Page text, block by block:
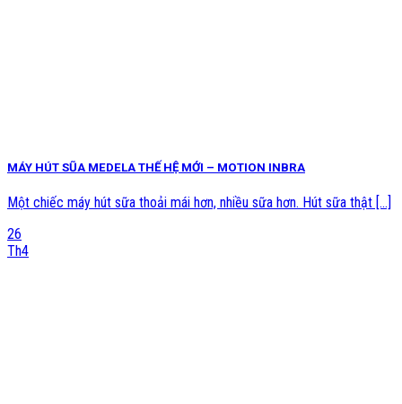
MÁY HÚT SŨA MEDELA THẾ HỆ MỚI – MOTION INBRA
Một chiếc máy hút sữa thoải mái hơn, nhiều sữa hơn. Hút sữa thật [...]
26
Th4